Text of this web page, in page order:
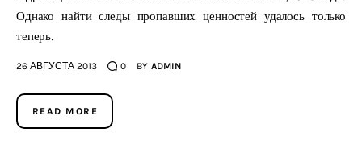
Однако найти следы пропавших ценностей удалось только
теперь.
26 АВГУСТА 2013 0 BY ADMIN
READ MORE